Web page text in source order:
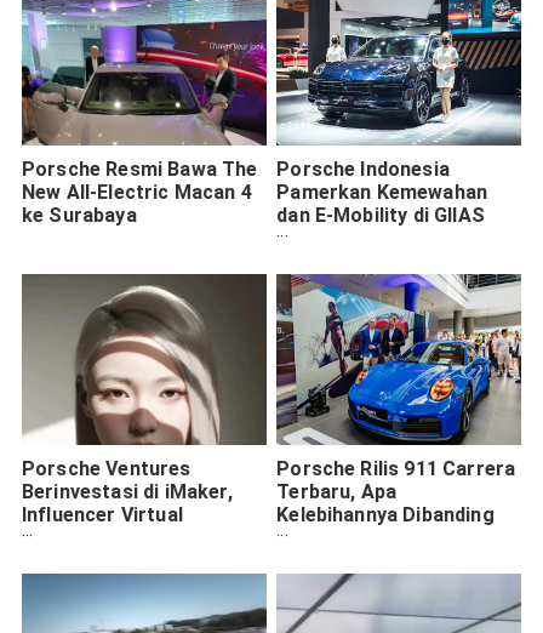
Porsche Resmi Bawa The
New All-Electric Macan 4
ke Surabaya
Porsche Indonesia
Pamerkan Kemewahan
dan E-Mobility di GIIAS
2022
Porsche Ventures
Berinvestasi di iMaker,
Influencer Virtual
Menyerupai Manusia
Porsche Rilis 911 Carrera
Terbaru, Apa
Kelebihannya Dibanding
Versi Lama?